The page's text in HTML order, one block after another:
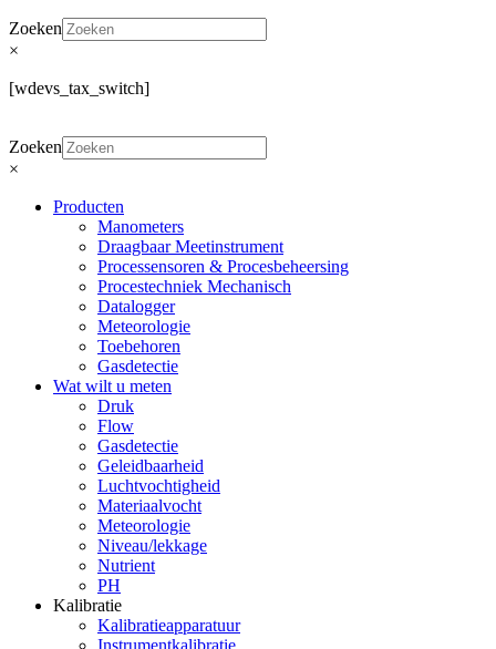
Zoeken
×
[wdevs_tax_switch]
Zoeken
×
Producten
Manometers
Draagbaar Meetinstrument
Processensoren & Procesbeheersing
Procestechniek Mechanisch
Datalogger
Meteorologie
Toebehoren
Gasdetectie
Wat wilt u meten
Druk
Flow
Gasdetectie
Geleidbaarheid
Luchtvochtigheid
Materiaalvocht
Meteorologie
Niveau/lekkage
Nutrient
PH
Kalibratie
Kalibratieapparatuur
Instrumentkalibratie